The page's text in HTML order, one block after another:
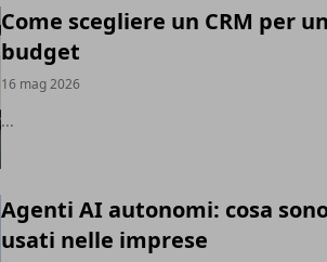
Come scegliere un CRM per
budget
16 mag 2026
...
Agenti AI autonomi: cosa
usati nelle imprese